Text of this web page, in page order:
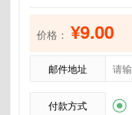
价格： ¥9.00
邮件地址
付款方式 